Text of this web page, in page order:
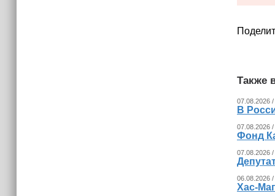
Также
07.08.2026
В
07.08.2026 /
Фонд
07.08.2026
06.08.2026
Хас-